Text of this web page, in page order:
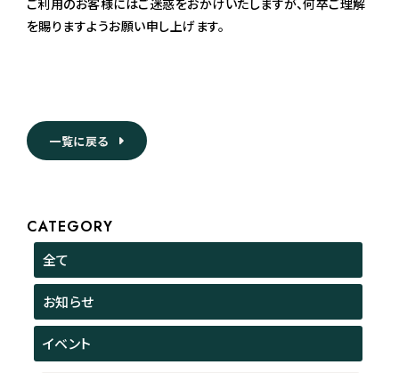
ご利用のお客様にはご迷惑をおかけいたしますが、何卒ご理解
を賜りますようお願い申し上げます。
一覧に戻る
CATEGORY
全て
お知らせ
イベント